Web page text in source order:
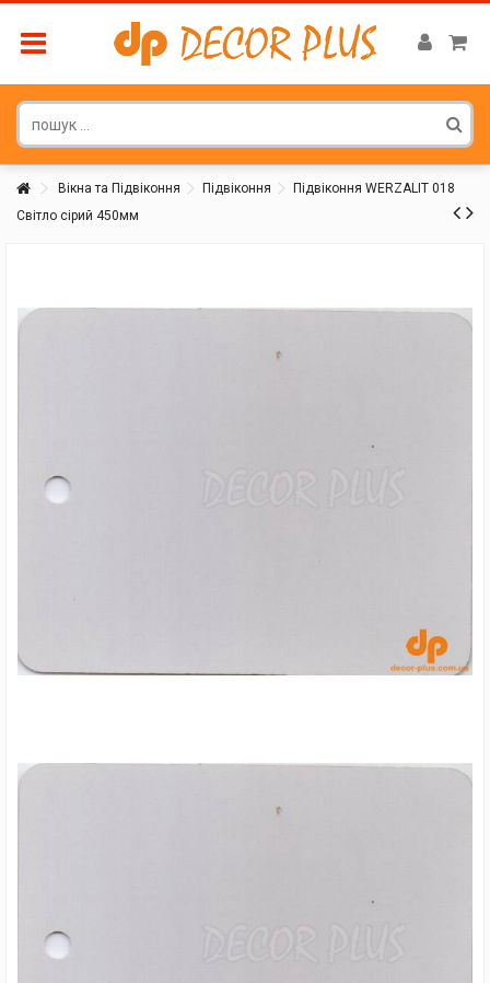
Вікна та Підвіконня Підвіконня
Підвіконня WERZALIT 018
Світло сірий 450мм